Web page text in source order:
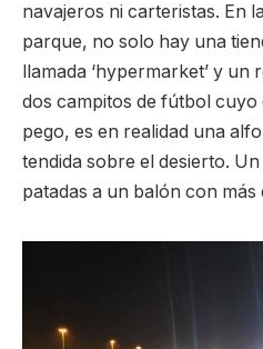
navajeros ni carteristas. En
parque, no solo hay una
llamada ‘hypermarket’ y un
dos campitos de fútbol cuyo
pego, es en realidad una
tendida sobre el desierto.
patadas a un balón con